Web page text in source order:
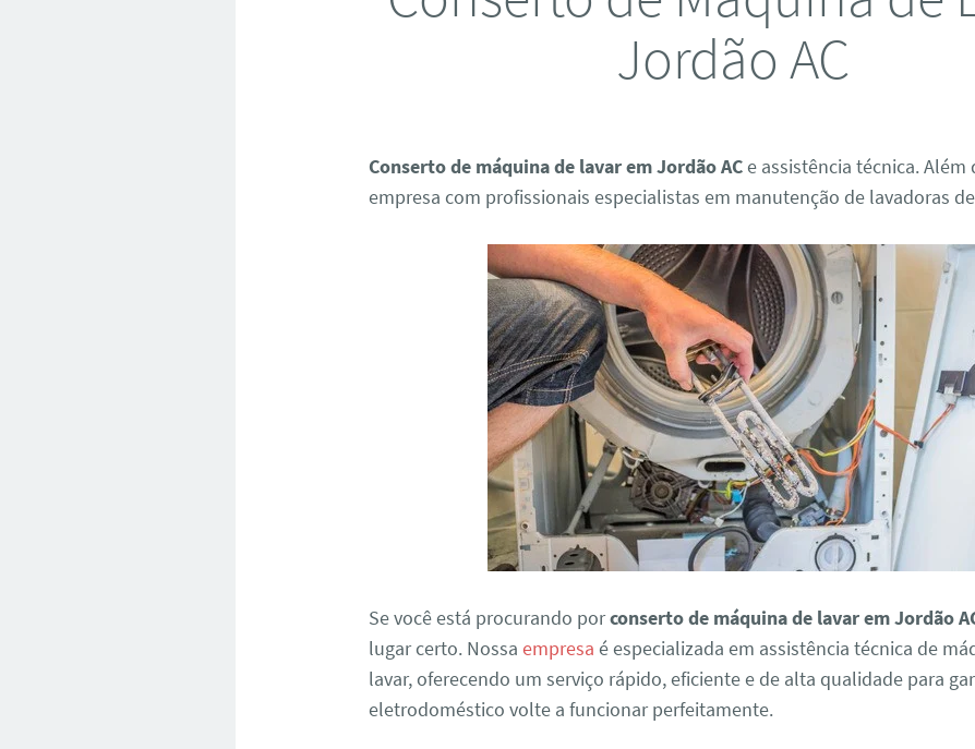
Jordão AC
Conserto de máquina de lavar em Jordão ACe assistência técnica. Além
empresa com profissionais especialistas em manutenção de lavadoras
Se você está procurando porconserto de máquina de lavar em Jordão
lugar certo. Nossaempresa é especializada em assistência técnica de
lavar, oferecendo um serviço rápido, eficiente e de alta qualidade para
eletrodoméstico volte a funcionar perfeitamente.